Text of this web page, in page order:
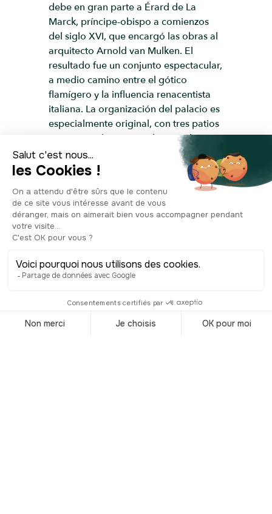
debe en gran parte a Érard de La
Marck, príncipe-obispo a comienzos
del siglo XVI, que encargó las obras al
arquitecto Arnold van Mulken. El
resultado fue un conjunto espectacular,
a medio camino entre el gótico
flamígero y la influencia renacentista
italiana. La organización del palacio es
especialmente original, con tres patios
sucesivos. El primero, abierto a los
visitantes, está rodeado por cuatro
galerías de bóvedas góticas. Fíjate en
sus sesenta columnas curvadas: cada
una es distinta y está decorada con
rostros, máscaras grotescas o motivos
fantásticos. Es como un libro de piedra
que mezcla humor, imaginación y
privados, están hoy ocupados por los
servicios judiciales y solo se pueden
visitar en ocasiones especiales. El
residencia de los príncipes-obispos,